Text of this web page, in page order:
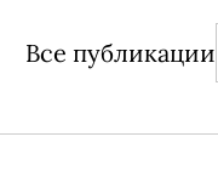
Все публикации